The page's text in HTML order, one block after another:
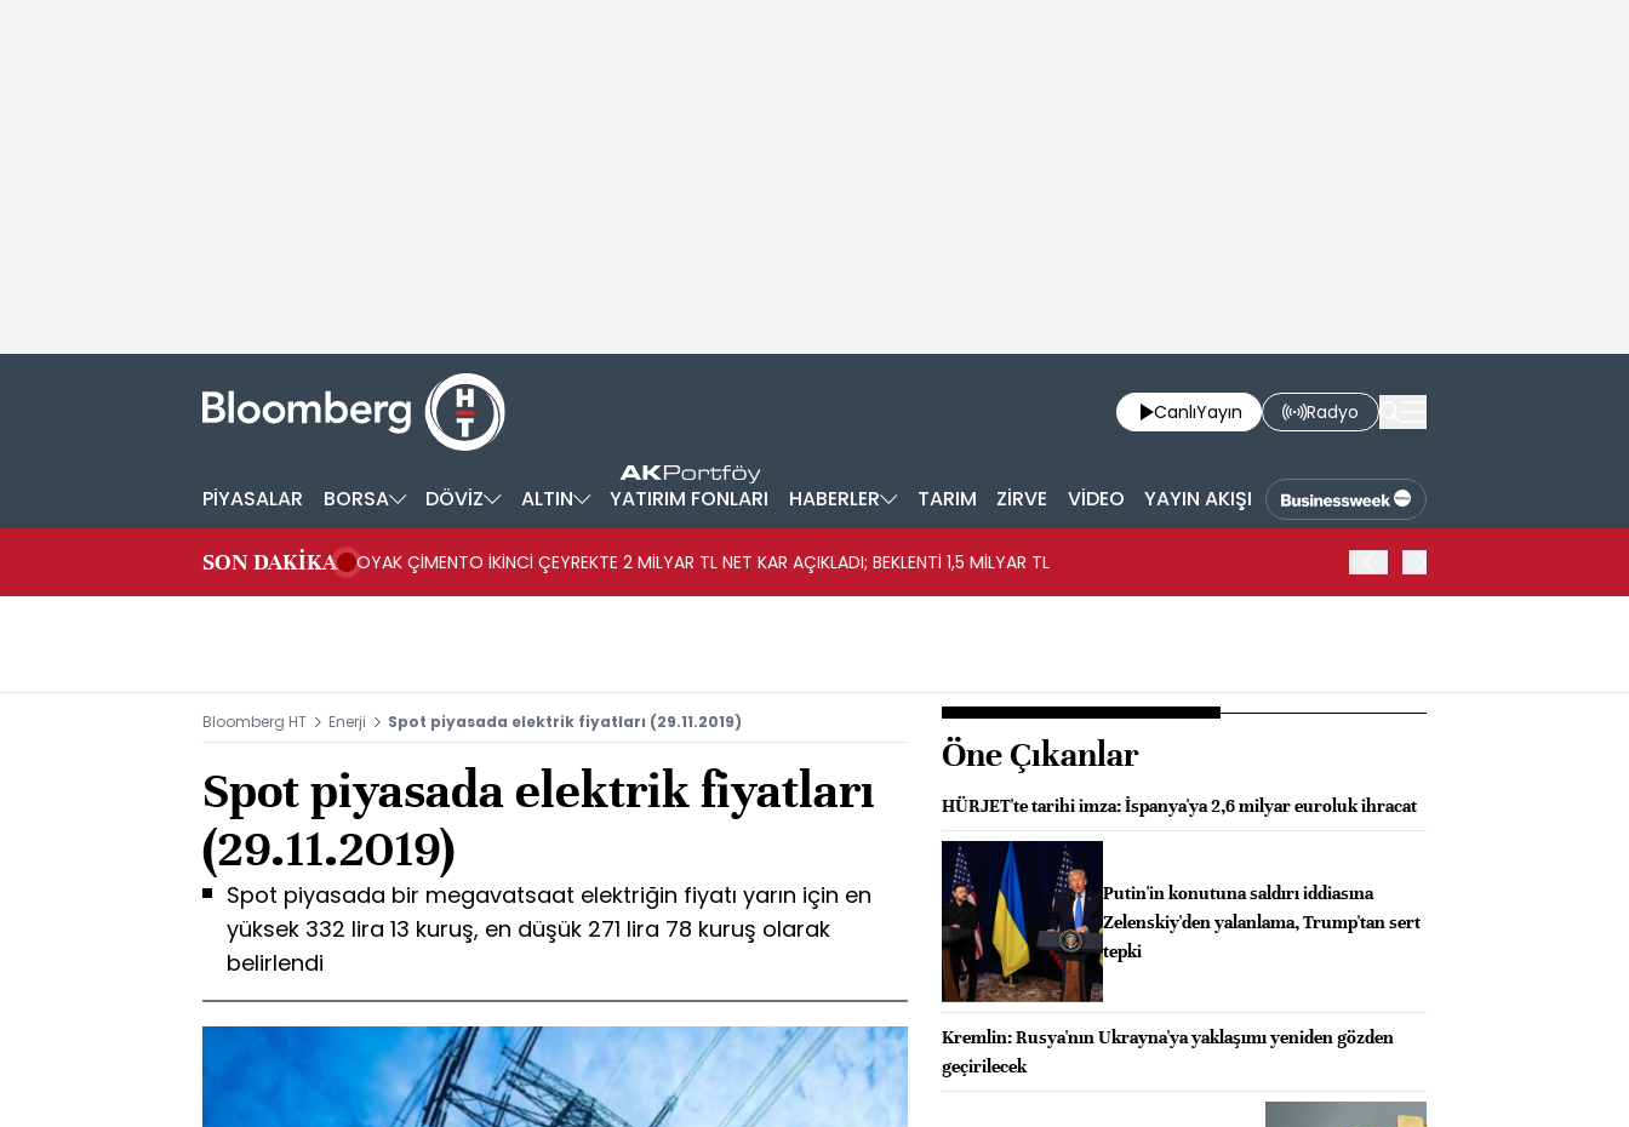
CanlıYayın Radyo
PİYASALAR BORSA DÖVİZ ALTIN YATIRIM FONLARI HABERLER TARIM ZİRVE VİDEO YAYIN AKIŞI
SON DAKİKA OYAK ÇİMENTO İKİNCİ ÇEYREKTE 2 MİLYAR TL NET KAR AÇIKLADI; BEKLENTİ 1,5 MİLYAR TL
Bloomberg HT Enerji Spot piyasada elektrik fiyatları (29.11.2019)
Spot piyasada elektrik fiyatları
(29.11.2019)
Spot piyasada bir megavatsaat elektriğin fiyatı yarın için en
yüksek 332 lira 13 kuruş, en düşük 271 lira 78 kuruş olarak
belirlendi
Öne Çıkanlar
HÜRJET'te tarihi imza: İspanya'ya 2,6 milyar euroluk ihracat
Putin'in konutuna saldırı iddiasına
Zelenskiy'den yalanlama, Trump'tan sert
tepki
Kremlin: Rusya'nın Ukrayna'ya yaklaşımı yeniden gözden
geçirilecek